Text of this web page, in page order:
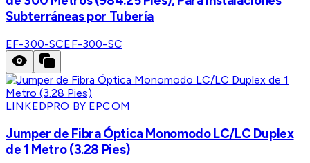
Subterráneas por Tubería
EF-300-SCEF-300-SC
LINKEDPRO BY EPCOM
Jumper de Fibra Óptica Monomodo LC/LC Duplex
de 1 Metro (3.28 Pies)